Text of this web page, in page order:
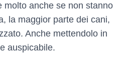
molto anche se non stanno
la maggior parte dei cani,
Anche mettendolo in
auspicabile.